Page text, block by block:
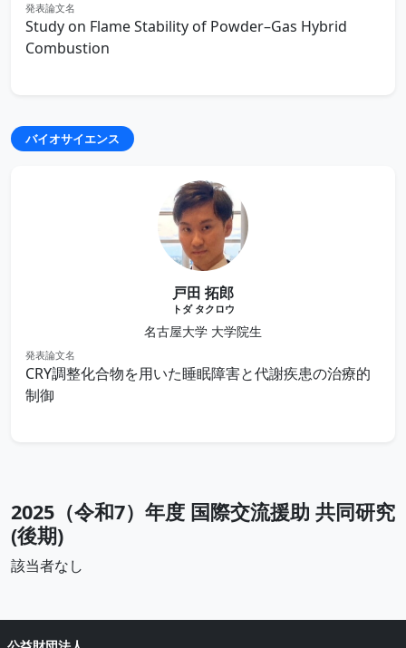
発表論文名
Study on Flame Stability of Powder–Gas Hybrid
Combustion
バイオサイエンス
戸田 拓郎
トダ タクロウ
名古屋大学 大学院生
発表論文名
CRY調整化合物を用いた睡眠障害と代謝疾患の治療的
制御
2025（令和7）年度 国際交流援助 共同研究
(後期)
該当者なし